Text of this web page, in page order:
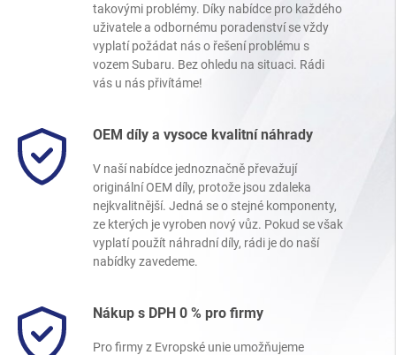
takovými problémy. Díky nabídce pro každého
uživatele a odbornému poradenství se vždy
vyplatí požádat nás o řešení problému s
vozem Subaru. Bez ohledu na situaci. Rádi
vás u nás přivítáme!
OEM díly a vysoce kvalitní náhrady
V naší nabídce jednoznačně převažují
originální OEM díly, protože jsou zdaleka
nejkvalitnější. Jedná se o stejné komponenty,
ze kterých je vyroben nový vůz. Pokud se však
vyplatí použít náhradní díly, rádi je do naší
nabídky zavedeme.
Nákup s DPH 0 % pro firmy
Pro firmy z Evropské unie umožňujeme